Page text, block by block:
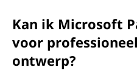
Kan ik Microsoft
voor
ontwerp?